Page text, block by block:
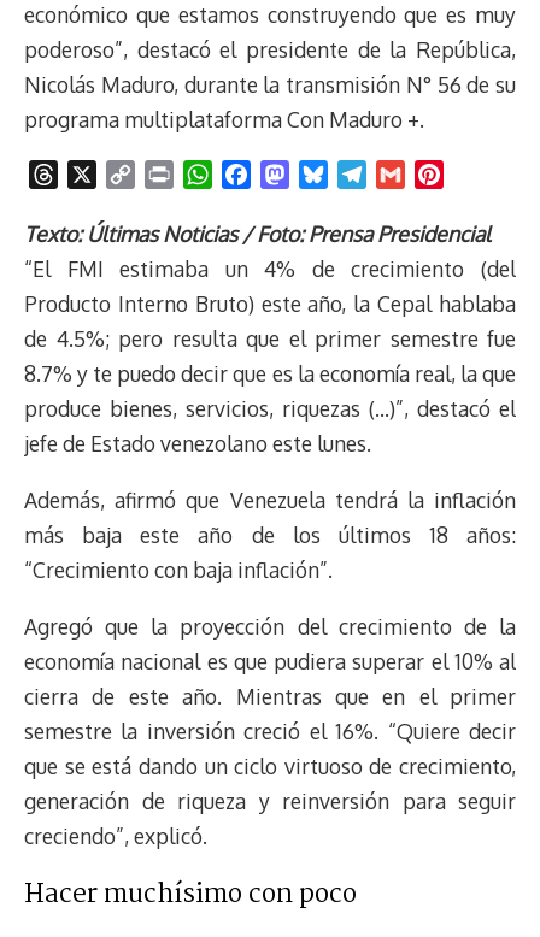
económico que estamos construyendo que es muy
poderoso”, destacó el presidente de la República,
Nicolás Maduro, durante la transmisión N° 56 de su
programa multiplataforma Con Maduro +.
r
a
d
s
p
y
i
n
k
i
n
W
a
A
p
p
c
o
o
k
M
s
d
o
n
u
e
k
y
l
e
r
a
m
a
i
n
t
r
e
s
t
Texto: Últimas Noticias / Foto: Prensa Presidencial
“El FMI estimaba un 4% de crecimiento (del
Producto Interno Bruto) este año, la Cepal hablaba
de 4.5%; pero resulta que el primer semestre fue
8.7% y te puedo decir que es la economía real, la que
produce bienes, servicios, riquezas (…)”, destacó el
jefe de Estado venezolano este lunes.
Además, afirmó que Venezuela tendrá la inflación
más baja este año de los últimos 18 años:
“Crecimiento con baja inflación”.
Agregó que la proyección del crecimiento de la
economía nacional es que pudiera superar el 10% al
cierra de este año. Mientras que en el primer
semestre la inversión creció el 16%. “Quiere decir
que se está dando un ciclo virtuoso de crecimiento,
generación de riqueza y reinversión para seguir
creciendo”, explicó.
Hacer muchísimo con poco